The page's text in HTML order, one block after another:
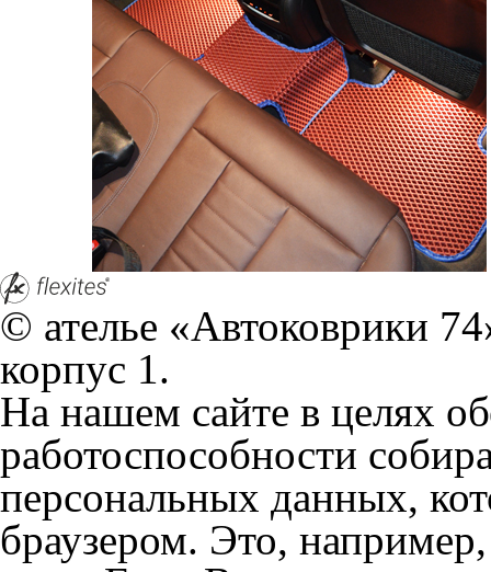
© ателье «Автоковрики
корпус 1.
На нашем сайте в целях
работоспособности
персональных данных,
браузером. Это,
и т.д. Если Вы
согласие на обработку
Положении по обработке
+7 (351) 277 91 67